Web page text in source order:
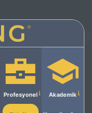
Profesyonel Akademik